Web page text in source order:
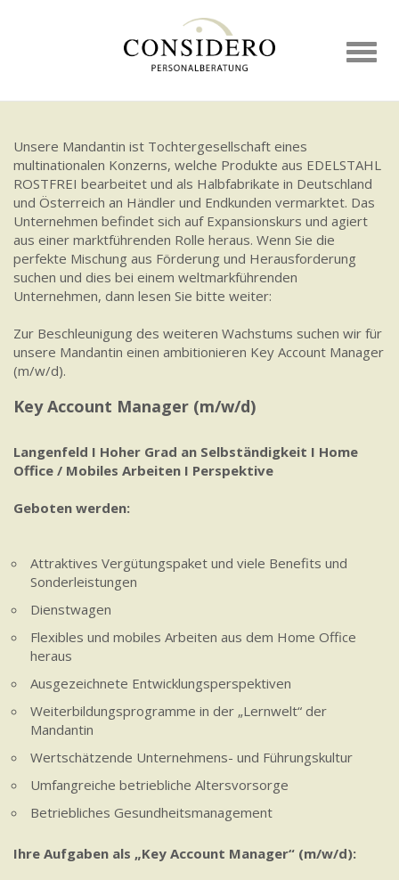
Unsere Mandantin ist Tochtergesellschaft eines
multinationalen Konzerns, welche Produkte aus EDELSTAHL
ROSTFREI bearbeitet und als Halbfabrikate in Deutschland
und Österreich an Händler und Endkunden vermarktet. Das
Unternehmen befindet sich auf Expansionskurs und agiert
aus einer marktführenden Rolle heraus. Wenn Sie die
perfekte Mischung aus Förderung und Herausforderung
suchen und dies bei einem weltmarkführenden
Unternehmen, dann lesen Sie bitte weiter:
Zur Beschleunigung des weiteren Wachstums suchen wir für
unsere Mandantin einen ambitionieren Key Account Manager
(m/w/d).
Key Account Manager (m/w/d)
Langenfeld I Hoher Grad an Selbständigkeit I Home
Office / Mobiles Arbeiten I Perspektive
Geboten werden:
Attraktives Vergütungspaket und viele Benefits und
Sonderleistungen
Dienstwagen
Flexibles und mobiles Arbeiten aus dem Home Office
heraus
Ausgezeichnete Entwicklungsperspektiven
Weiterbildungsprogramme in der „Lernwelt“ der
Mandantin
Wertschätzende Unternehmens- und Führungskultur
Umfangreiche betriebliche Altersvorsorge
Betriebliches Gesundheitsmanagement
Ihre Aufgaben als „Key Account Manager“ (m/w/d):